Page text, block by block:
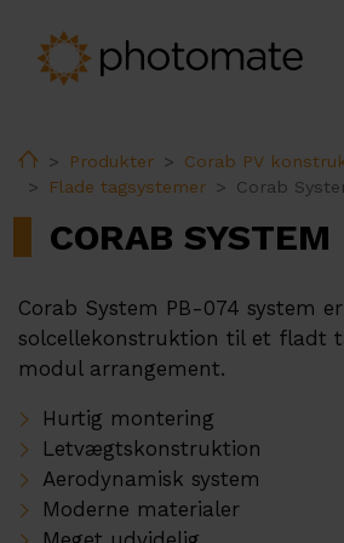
HomeProdukter
Corab PV
Flade tagsystemer
Corab
CORAB
Corab System PB-074 system
solcellekonstruktion til et fladt
modul arrangement.
Hurtig montering
Letvægtskonstruktion
Aerodynamisk system
Moderne materialer
Produkter
Huawei Lagring
Huawei Transformer Station
Huawei EV Ladere
Ekoenergetyka EV Opladere
PV constructions